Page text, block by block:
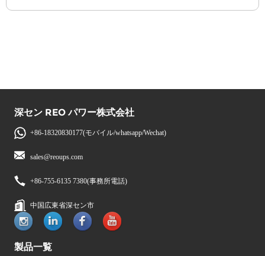
深セン REO パワー株式会社
+86-18320830177(モバイル/whatsapp/Wechat)
sales@reoups.com
+86-755-6135 7380(事務所電話)
中国広東省深セン市
製品一覧